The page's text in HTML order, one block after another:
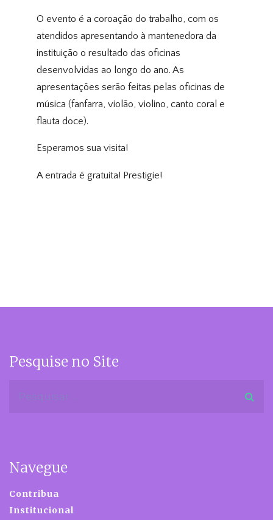
O evento é a coroação do trabalho, com os
atendidos apresentando à mantenedora da
instituição o resultado das oficinas
desenvolvidas ao longo do ano. As
apresentações serão feitas pelas oficinas de
música (fanfarra, violão, violino, canto coral e
flauta doce).
Esperamos sua visita!
A entrada é gratuita! Prestigie!
Pesquise no Site
Navegue
Contribua
Institucional